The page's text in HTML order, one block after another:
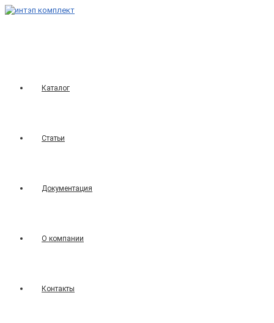
Перейти
Каталог
Статьи
Документация
О компании
Контакты